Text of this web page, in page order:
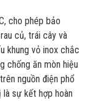
cho phép bảo
củ, trái cây và
khung vỏ inox chắc
chống ăn mòn hiệu
nguồn điện phổ
sự kết hợp hoàn